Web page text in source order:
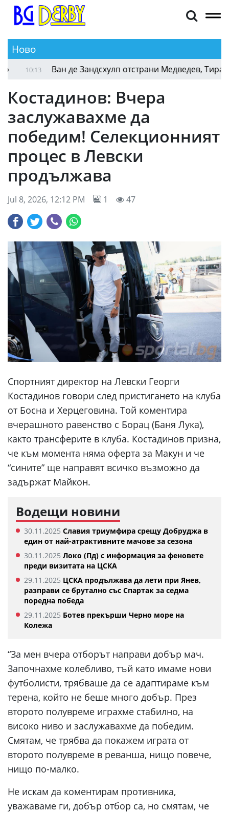
Ново
Гоф, Осака и Андреева с победи в Торонто
Костадинов: Вчера
заслужавахме да
победим! Селекционният
процес в Левски
продължава
Jul 8, 2026, 12:12 PM 1 47
Спортният директор на Левски Георги
Костадинов говори след пристигането на клуба
от Босна и Херцеговина. Той коментира
вчерашното равенство с Борац (Баня Лука),
както трансферите в клуба. Костадинов призна,
че към момента няма оферта за Макун и че
“сините” ще направят всичко възможно да
задържат Майкон.
Водещи новини
30.11.2025 Славия триумфира срещу Добруджа в
един от най-атрактивните мачове за сезона
30.11.2025 Локо (Пд) с информация за феновете
преди визитата на ЦСКА
29.11.2025 ЦСКА продължава да лети при Янев,
разправи се брутално със Спартак за седма
поредна победа
29.11.2025 Ботев прекърши Черно море на
Колежа
“За мен вчера отборът направи добър мач.
Започнахме колебливо, тъй като имаме нови
футболисти, трябваше да се адаптираме към
терена, който не беше много добър. През
второто полувреме играхме стабилно, на
високо ниво и заслужавахме да победим.
Смятам, че трябва да покажем играта от
второто полувреме в реванша, нищо повече,
нищо по-малко.
Не искам да коментирам противника,
уважаваме ги, добър отбор са, но смятам, че